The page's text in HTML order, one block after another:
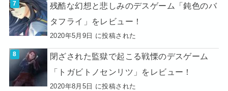
残酷な幻想と悲しみのデスゲーム「鈍色のバ
タフライ」をレビュー！
2020年5月9日 に投稿された
閉ざされた監獄で起こる戦慄のデスゲーム
「トガビトノセンリツ」をレビュー！
2020年8月5日 に投稿された